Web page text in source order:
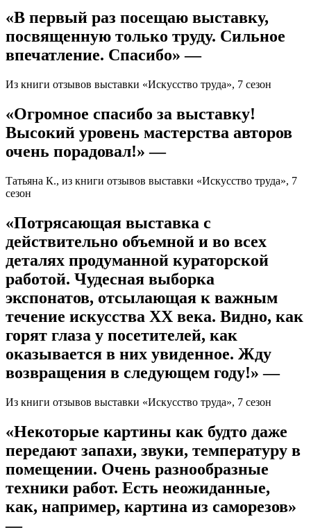
«В первый раз посещаю выставку,
посвященную только труду. Сильное
впечатление. Спасибо» —
Из книги отзывов выставки «Искусство труда», 7 сезон
«Огромное спасибо за выставку!
Высокий уровень мастерства авторов
очень порадовал!» —
Татьяна К., из книги отзывов выставки «Искусство труда», 7
сезон
«Потрясающая выставка с
действительно объемной и во всех
деталях продуманной кураторской
работой. Чудесная выборка
экспонатов, отсылающая к важным
течение искусства ХХ века. Видно, как
горят глаза у посетителей, как
оказывается в них увиденное. Жду
возвращения в следующем году!» —
Из книги отзывов выставки «Искусство труда», 7 сезон
«Некоторые картины как будто даже
передают запахи, звуки, температуру в
помещении. Очень разнообразные
техники работ. Есть неожиданные,
как, например, картина из саморезов»